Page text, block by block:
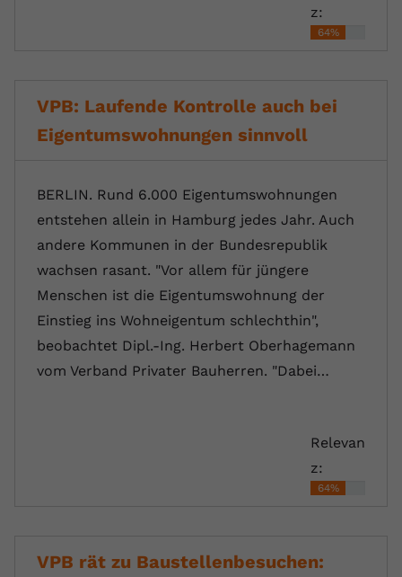
z:
64%
VPB: Laufende Kontrolle auch bei
Eigentumswohnungen sinnvoll
BERLIN. Rund 6.000 Eigentumswohnungen
entstehen allein in Hamburg jedes Jahr. Auch
andere Kommunen in der Bundesrepublik
wachsen rasant. "Vor allem für jüngere
Menschen ist die Eigentumswohnung der
Einstieg ins Wohneigentum schlechthin",
beobachtet Dipl.-Ing. Herbert Oberhagemann
vom Verband Privater Bauherren. "Dabei…
Relevan
z:
64%
VPB rät zu Baustellenbesuchen: